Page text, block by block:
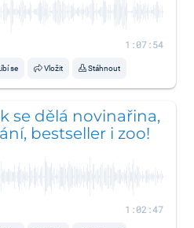
1:07:54
se Vložit Stáhnout
se dělá novinařina,
bestseller i zoo!
1:02:47